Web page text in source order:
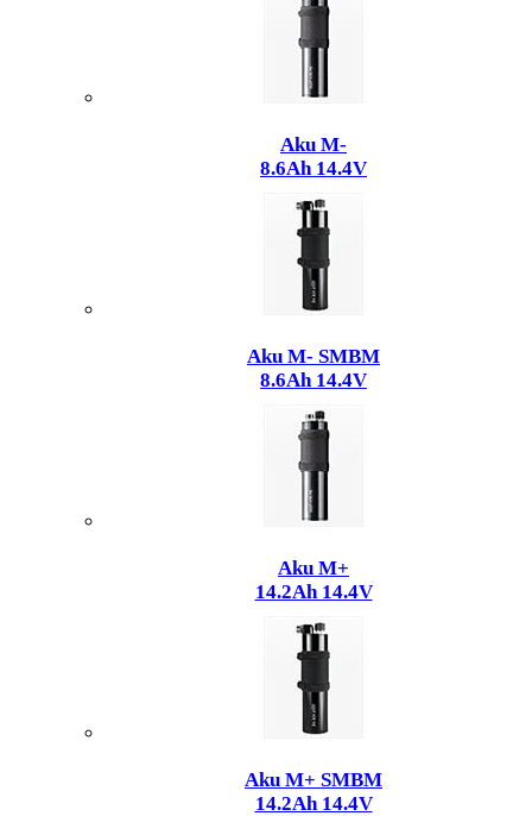
Aku M-
8.6Ah 14.4V
Aku M- SMBM
8.6Ah 14.4V
Aku M+
14.2Ah 14.4V
Aku M+ SMBM
14.2Ah 14.4V